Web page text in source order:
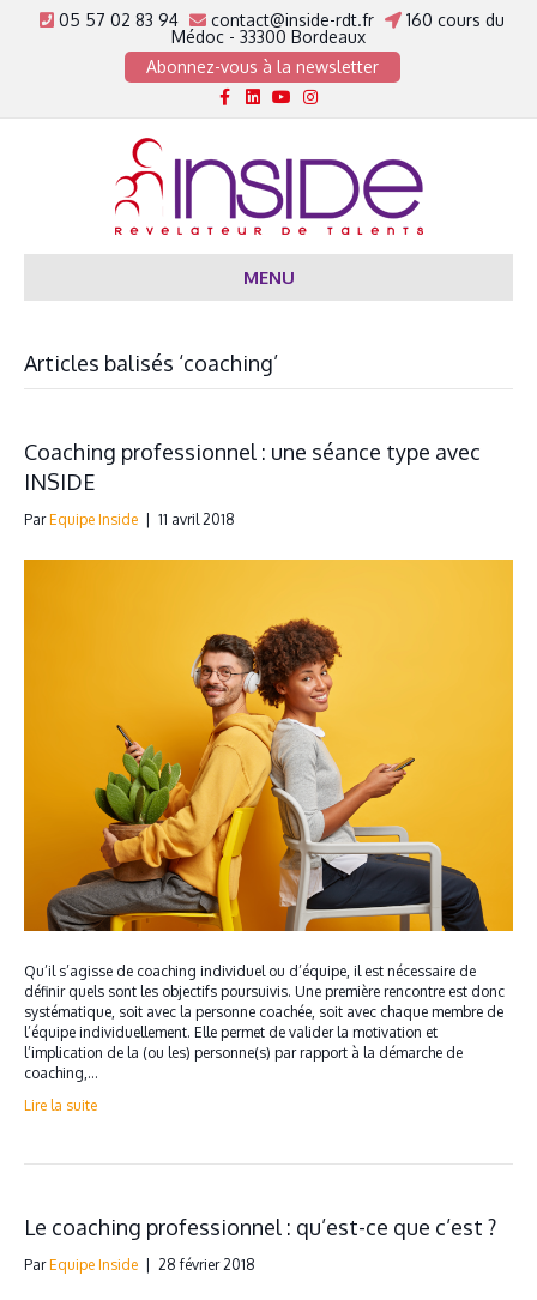
05 57 02 83 94 contact@inside-rdt.fr
160 cours du
Médoc - 33300 Bordeaux
Abonnez-vous à la newsletter
Facebook
LinkedinYoutube
Instagram
MENU
Articles balisés ‘coaching’
Coaching professionnel : une séance type avec
INSIDE
ParEquipe Inside 11 avril 2018
Qu’il s’agisse de coaching individuel ou d’équipe, il est nécessaire de
définir quels sont les objectifs poursuivis. Une première rencontre est donc
systématique, soit avec la personne coachée, soit avec chaque membre de
l’équipe individuellement. Elle permet de valider la motivation et
l’implication de la (ou les) personne(s) par rapport à la démarche de
coaching,…
Lire la suite
Le coaching professionnel : qu’est-ce que c’est ?
ParEquipe Inside | 28 février 2018